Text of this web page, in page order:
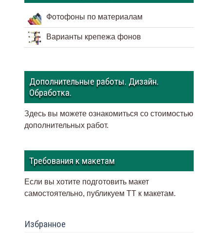
Фотофоны по материалам
Варианты крепежа фонов
Дополнительные работы. Дизайн.
Обработка.
Здесь вы можете ознакомиться со стоимостью
дополнительных работ.
Требования к макетам
Если вы хотите подготовить макет
самостоятельно, публикуем ТТ к макетам.
Избранное